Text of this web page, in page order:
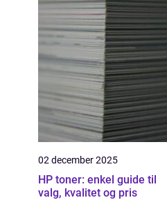
02 december 2025
HP toner: enkel guide til
valg, kvalitet og pris